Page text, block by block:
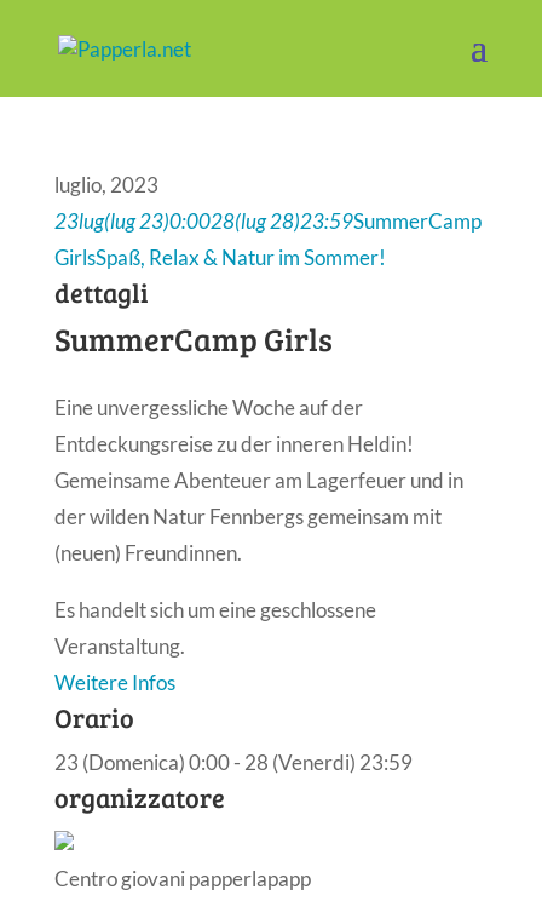
luglio, 2023
23lug(lug 23)0:0028(lug 28)23:59SummerCamp
GirlsSpaß, Relax & Natur im Sommer!
dettagli
SummerCamp Girls
Eine unvergessliche Woche auf der
Entdeckungsreise zu der inneren Heldin!
Gemeinsame Abenteuer am Lagerfeuer und in
der wilden Natur Fennbergs gemeinsam mit
(neuen) Freundinnen.
Es handelt sich um eine geschlossene
Veranstaltung.
Weitere Infos
Orario
23 (Domenica) 0:00 - 28 (Venerdi) 23:59
organizzatore
Centro giovani papperlapapp